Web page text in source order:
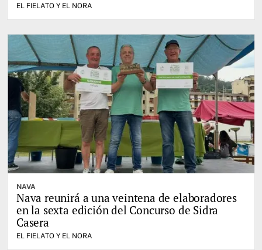
EL FIELATO Y EL NORA
NAVA
Nava reunirá a una veintena de elaboradores
en la sexta edición del Concurso de Sidra
Casera
EL FIELATO Y EL NORA